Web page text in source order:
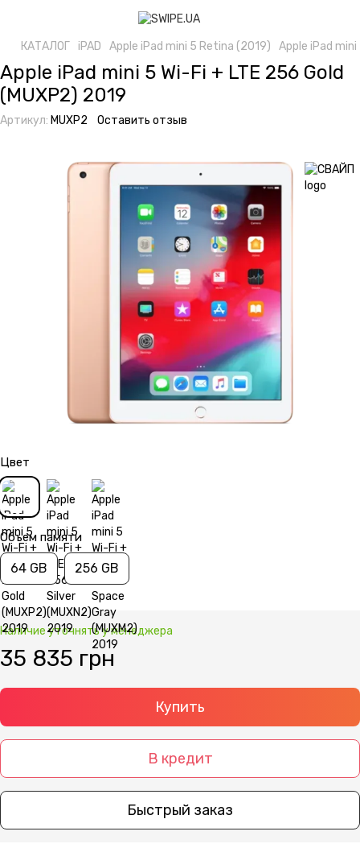
КАТАЛОГ iPAD Apple iPad mini 5 Retina (2019) Apple iPad mini
Apple iPad mini 5 Wi-Fi + LTE 256 Gold
(MUXP2) 2019
Артикул: MUXP2 Оставить отзыв
Цвет
Объем памяти
64 GB 256 GB
Наличие уточнять у менеджера
35 835 грн
Купить
В кредит
Быстрый заказ